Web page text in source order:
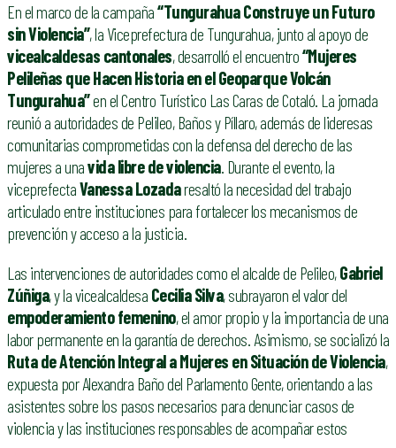
En el marco de la campaña“Tungurahua Construye un Futuro
sin Violencia”, la Viceprefectura de Tungurahua, junto al apoyo de
vicealcaldesas cantonales, desarrolló el encuentro“Mujeres
Pelileñas que Hacen Historia en el Geoparque Volcán
Tungurahua”en el Centro Turístico Las Caras de Cotaló. La jornada
reunió a autoridades de Pelileo, Baños y Píllaro, además de lideresas
comunitarias comprometidas con la defensa del derecho de las
mujeres a unavida libre de violencia. Durante el evento, la
viceprefectaVanessa Lozadaresaltó la necesidad del trabajo
articulado entre instituciones para fortalecer los mecanismos de
prevención y acceso a la justicia.
Las intervenciones de autoridades como el alcalde de Pelileo,Gabriel
Zúñiga, y la vicealcaldesa Cecilia Silva, subrayaron el valor del
empoderamiento femenino, el amor propio y la importancia de una
labor permanente en la garantía de derechos. Asimismo, se socializó la
Ruta de Atención Integral a Mujeres en Situación de Violencia,
expuesta por Alexandra Baño del Parlamento Gente, orientando a las
asistentes sobre los pasos necesarios para denunciar casos de
violencia y las instituciones responsables de acompañar estos